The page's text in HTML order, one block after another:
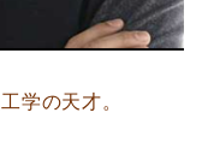
学の天才。